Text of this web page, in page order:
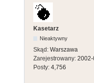
Kasetarz
Nieaktywny
Skąd: Warszawa
Zarejestrowany:
Posty: 4,756